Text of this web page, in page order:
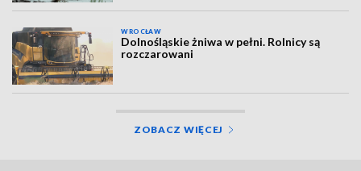
WROCŁAW
Dolnośląskie żniwa w pełni. Rolnicy są
rozczarowani
ZOBACZ WIĘCEJ